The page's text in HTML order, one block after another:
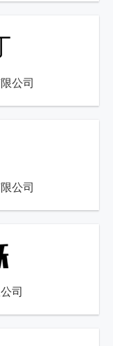
公司
公司
司